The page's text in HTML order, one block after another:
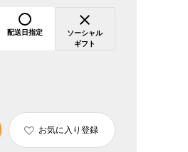
配送日指定
ソーシャル
ギフト
お気に入り登録